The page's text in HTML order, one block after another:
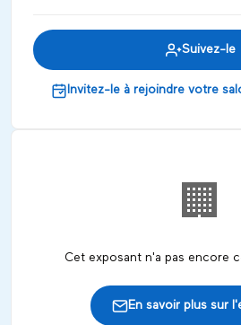
Suivez-le
Invitez-le à rejoindre votre
🏢
Cet exposant n'a pas encore
En savoir plus sur